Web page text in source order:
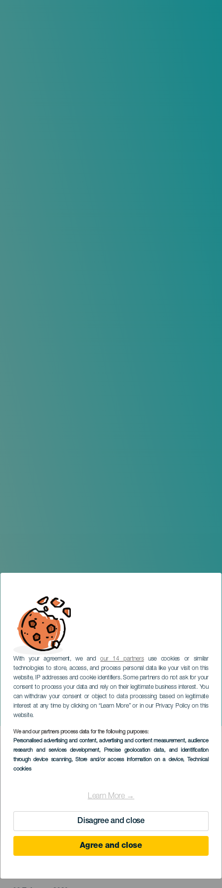
With your agreement, we andour 14 partnersuse cookies or similar
technologies to store, access, and process personal data like your visit on this
website, IP addresses and cookie identifiers. Some partners do not ask for your
consent to process your data and rely on their legitimate business interest. You
can withdraw your consent or object to data processing based on legitimate
interest at any time by clicking on “Learn More” or in our Privacy Policy on this
website.
We and our partners process data for the following purposes:
Personalised advertising and content, advertising and content measurement, audience
research and services development, Precise geolocation data, and identification
through device scanning, Store and/or access information on a device, Technical
cookies
Learn More →
Disagree and close
Agree and close
Тайна Востока в
постановке театра Барути.
ТЕНЕРИФЕ
Imagen
Listado